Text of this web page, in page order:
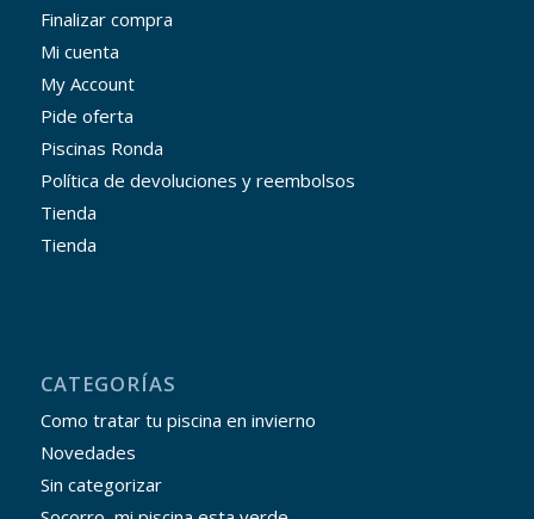
Finalizar compra
Mi cuenta
My Account
Pide oferta
Piscinas Ronda
Política de devoluciones y reembolsos
Tienda
Tienda
CATEGORÍAS
Como tratar tu piscina en invierno
Novedades
Sin categorizar